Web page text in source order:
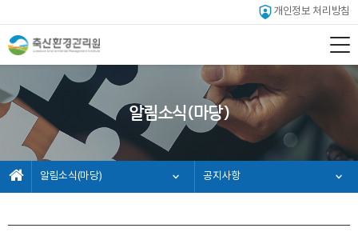
개인정보 처리방침
알림소식(마당)
알림소식(마당) 공지사항